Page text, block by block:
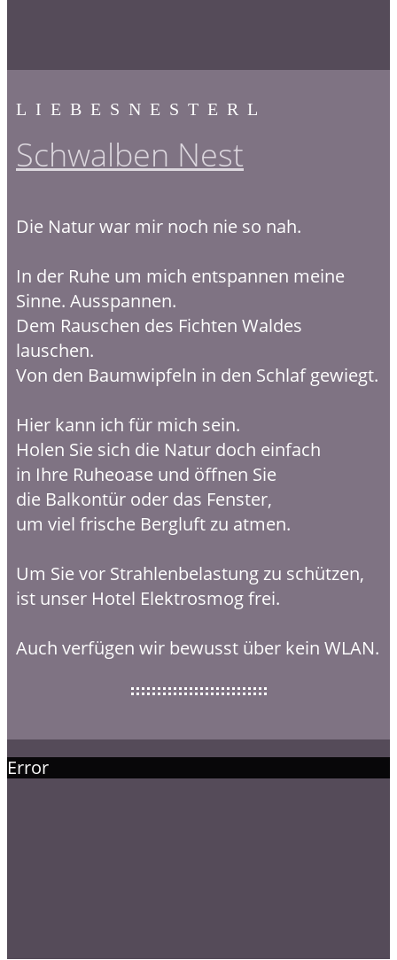
LIEBESNESTERL
Schwalben Nest
Die Natur war mir noch nie so nah.
In der Ruhe um mich entspannen meine
Sinne. Ausspannen.
Dem Rauschen des Fichten Waldes
lauschen.
Von den Baumwipfeln in den Schlaf gewiegt.
Hier kann ich für mich sein.
Holen Sie sich die Natur doch einfach
in Ihre Ruheoase und öffnen Sie
die Balkontür oder das Fenster,
um viel frische Bergluft zu atmen.
Um Sie vor Strahlenbelastung zu schützen,
ist unser Hotel Elektrosmog frei.
Auch verfügen wir bewusst über kein WLAN.
Error